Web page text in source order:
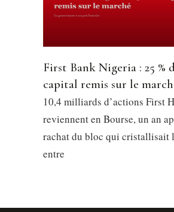
First Bank Nigeria : 25 %
capital remis sur le
10,4 milliards d’actions First
reviennent en Bourse, un an
rachat du bloc qui cristallisait
entre